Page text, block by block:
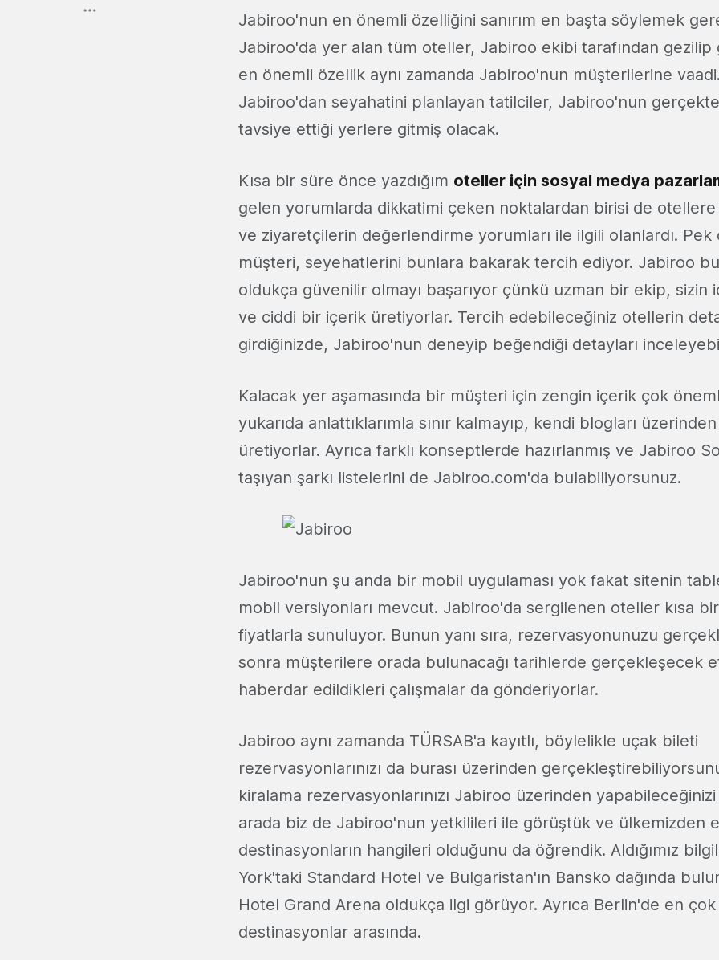
Jabiroo'nun en önemli özelliğini sanırım en başta söylemek
Jabiroo'da yer alan tüm oteller, Jabiroo ekibi tarafından gezilip
en önemli özellik aynı zamanda Jabiroo'nun müşterilerine
Jabiroo'dan seyahatini planlayan tatilciler, Jabiroo'nun
tavsiye ettiği yerlere gitmiş olacak.
Kısa bir süre önce yazdığım oteller için sosyal medya
gelen yorumlarda dikkatimi çeken noktalardan birisi de
ve ziyaretçilerin değerlendirme yorumları ile ilgili olanlardı.
müşteri, seyehatlerini bunlara bakarak tercih ediyor. Jabiroo
oldukça güvenilir olmayı başarıyor çünkü uzman bir ekip, sizin
ve ciddi bir içerik üretiyorlar. Tercih edebileceğiniz otellerin
girdiğinizde, Jabiroo'nun deneyip beğendiği detayları
Kalacak yer aşamasında bir müşteri için zengin içerik çok
yukarıda anlattıklarımla sınır kalmayıp, kendi blogları
üretiyorlar. Ayrıca farklı konseptlerde hazırlanmış ve Jabiroo
taşıyan şarkı listelerini de Jabiroo.com'da bulabiliyorsunuz.
Jabiroo'nun şu anda bir mobil uygulaması yok fakat sitenin
mobil versiyonları mevcut. Jabiroo'da sergilenen oteller kısa
fiyatlarla sunuluyor. Bunun yanı sıra, rezervasyonunuzu
sonra müşterilere orada bulunacağı tarihlerde gerçekleşecek
haberdar edildikleri çalışmalar da gönderiyorlar.
Jabiroo aynı zamanda TÜRSAB'a kayıtlı, böylelikle uçak bileti
rezervasyonlarınızı da burası üzerinden
kiralama rezervasyonlarınızı Jabiroo üzerinden
arada biz de Jabiroo'nun yetkilileri ile görüştük ve ülkemizden
destinasyonların hangileri olduğunu da öğrendik. Aldığımız
York'taki Standard Hotel ve Bulgaristan'ın Bansko dağında
Hotel Grand Arena oldukça ilgi görüyor. Ayrıca Berlin'de en
destinasyonlar arasında.